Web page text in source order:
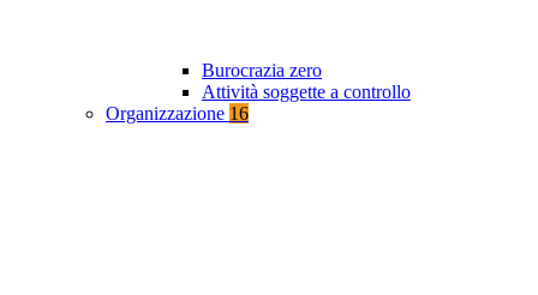
Burocrazia zero
Attività soggette a controllo
Organizzazione 16